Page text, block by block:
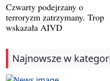
Czwarty podejrzany o
terroryzm zatrzymany. Trop
wskazała AIVD
Najnowsze w